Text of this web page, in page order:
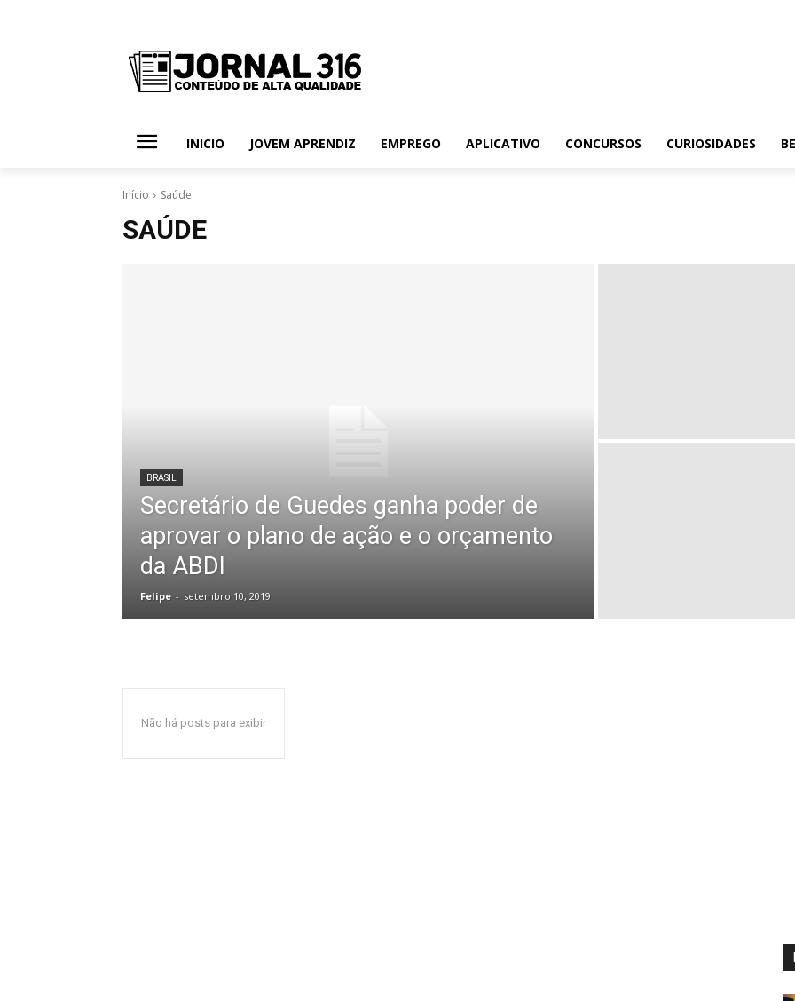
INICIO JOVEM APRENDIZ EMPREGO APLICATIVO CONCURSOS CURIOSIDADES
Início Saúde
SAÚDE
BRASIL
Secretário de Guedes ganha poder de
aprovar o plano de ação e o orçamento
da ABDI
Felipe - setembro 10, 2019
Não há posts para exibir